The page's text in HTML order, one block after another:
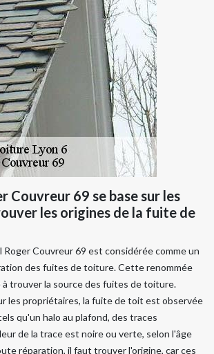
Couvreur 69 se base sur les
les origines de la fuite de
Roger Couvreur 69 est considérée comme un
des fuites de toiture. Cette renommée
à trouver la source des fuites de toiture.
les propriétaires, la fuite de toit est observée
qu'un halo au plafond, des traces
de la trace est noire ou verte, selon l'âge
réparation, il faut trouver l'origine, car ces